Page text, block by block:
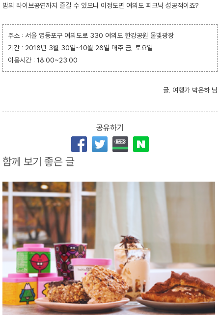
밤의 라이브공연까지 즐길 수 있으니 이정도면 여의도 피크닉 성공적이죠?
주소 : 서울 영등포구 여의도로 330 여의도 한강공원 물빛광장
기간 : 2018년 3월 30일~10월 28일 매주 금, 토요일
이용시간 : 18:00~23:00
글. 여행가 박은하 님
함께 보기 좋은 글